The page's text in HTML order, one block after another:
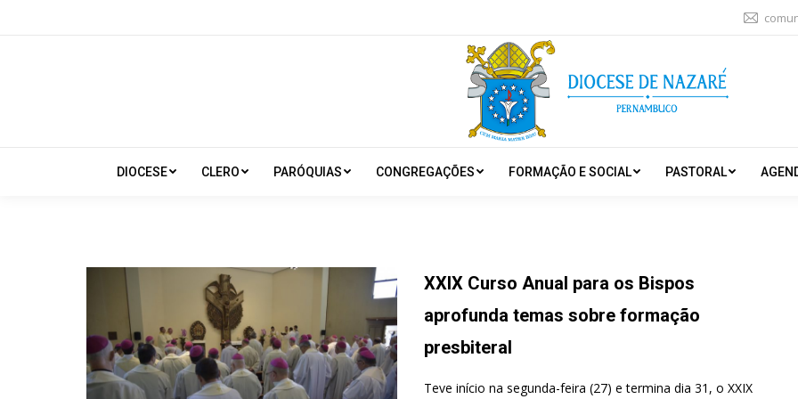
DIOCESE CLERO PARÓQUIAS CONGREGAÇÕES FORMAÇÃO E SOCIAL PASTORAL
XXIX Curso Anual para os Bispos
aprofunda temas sobre formação
presbiteral
Teve início na segunda-feira (27) e termina dia 31, o XXIX